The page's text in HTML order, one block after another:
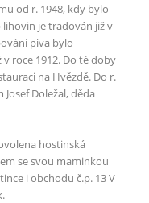
od r. 1948, kdy bylo
je tradován již v
piva bylo
roce 1912. Do té doby
na Hvězdě. Do r.
Doležal, děda
hostinská
se svou maminkou
i obchodu č.p. 13 V